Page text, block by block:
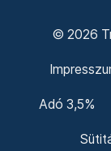
© 2026
Adó 3,5%